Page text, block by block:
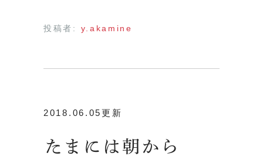
投稿者: y.akamine
2018.06.05更新
たまには朝から